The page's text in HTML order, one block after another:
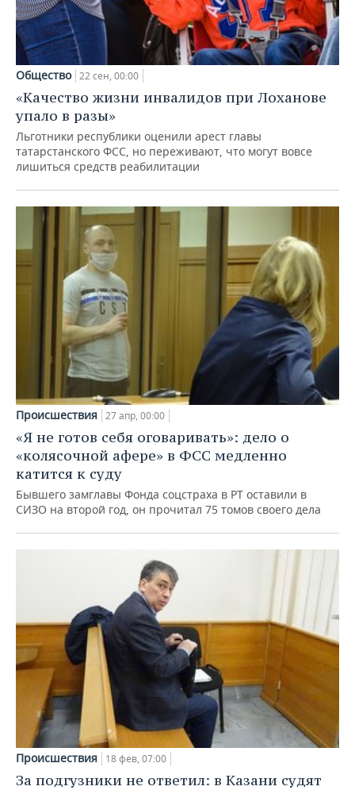
Общество 22 сен, 00:00
«Качество жизни инвалидов при Лоханове
упало в разы»
Льготники республики оценили арест главы
татарстанского ФСС, но переживают, что могут вовсе
лишиться средств реабилитации
Происшествия 27 апр, 00:00
«Я не готов себя оговаривать»: дело о
«колясочной афере» в ФСС медленно
катится к суду
Бывшего замглавы Фонда соцстраха в РТ оставили в
СИЗО на второй год, он прочитал 75 томов своего дела
Происшествия 18 фев, 07:00
За подгузники не ответил: в Казани судят